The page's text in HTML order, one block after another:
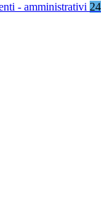
- amministrativi 24